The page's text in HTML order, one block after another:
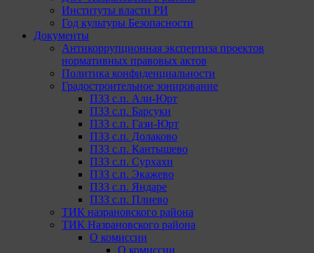
Институты власти РИ
Год культуры Безопасности
Документы
Антикоррупционная экспертиза проектов
нормативных правовых актов
Политика конфиденциальности
Градостроительное зонирование
ПЗЗ с.п. Али-Юрт
ПЗЗ с.п. Барсуки
ПЗЗ с.п. Гази-Юрт
ПЗЗ с.п. Долаково
ПЗЗ с.п. Кантышево
ПЗЗ с.п. Сурхахи
ПЗЗ с.п. Экажево
ПЗЗ с.п. Яндаре
ПЗЗ с.п. Плиево
ТИК назрановского района
ТИК Назрановского района
О комиссии
О комиссии